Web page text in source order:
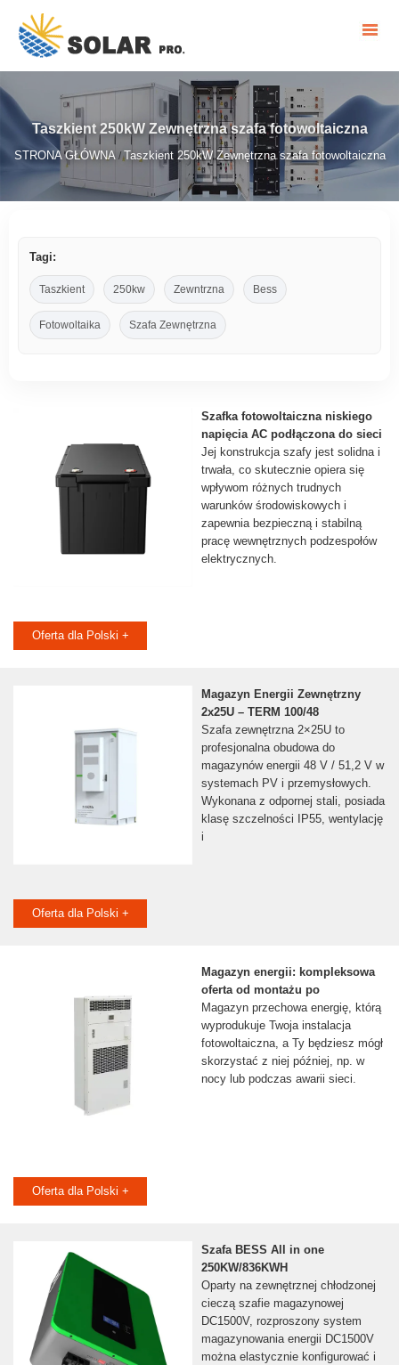
Taszkient 250kW Zewnętrzna szafa fotowoltaiczna
STRONA GŁÓWNA/Taszkient 250kW Zewnętrzna szafa fotowoltaiczna
Tagi:
Taszkient 250kw Zewntrzna Bess
Fotowoltaika Szafa Zewnętrzna
Szafka fotowoltaiczna niskiego
napięcia AC podłączona do sieci
Jej konstrukcja szafy jest solidna i
trwała, co skutecznie opiera się
wpływom różnych trudnych
warunków środowiskowych i
zapewnia bezpieczną i stabilną
pracę wewnętrznych podzespołów
elektrycznych.
Oferta dla Polski +
Magazyn Energii Zewnętrzny
2x25U – TERM 100/48
Szafa zewnętrzna 2×25U to
profesjonalna obudowa do
magazynów energii 48 V / 51,2 V w
systemach PV i przemysłowych.
Wykonana z odpornej stali, posiada
klasę szczelności IP55, wentylację
i
Oferta dla Polski +
Magazyn energii: kompleksowa
oferta od montażu po
Magazyn przechowa energię, którą
wyprodukuje Twoja instalacja
fotowoltaiczna, a Ty będziesz mógł
skorzystać z niej później, np. w
nocy lub podczas awarii sieci.
Oferta dla Polski +
Szafa BESS All in one
250KW/836KWH
Oparty na zewnętrznej chłodzonej
cieczą szafie magazynowej
DC1500V, rozproszony system
magazynowania energii DC1500V
można elastycznie konfigurować i